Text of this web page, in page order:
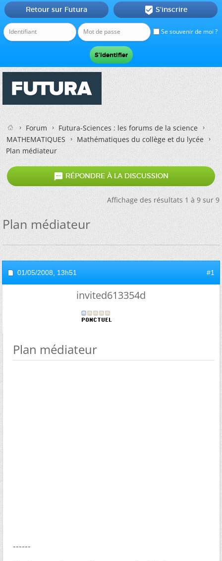
Se souvenir de moi ?
Retour sur Futura  S'inscrire
Forum
Futura-Sciences : les forums de la science
MATHEMATIQUES
Mathématiques du collège et du lycée
Plan médiateur
 RÉPONDRE À LA DISCUSSION
Affichage des résultats 1 à 9 sur 9
Plan médiateur
01/05/2008, 13h51 #1
invited613354d
Plan médiateur
------